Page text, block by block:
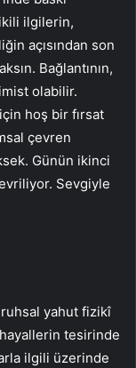
ilgilerin,
açısından son
Bağlantının,
olabilir.
hoş bir fırsat
çevren
Günün ikinci
Sevgiyle
yahut fizikî
tesirinde
ilgili üzerinde